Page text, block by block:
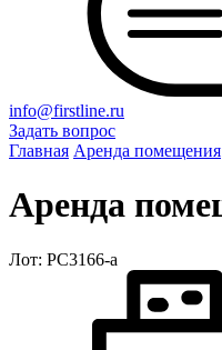
info@firstline.ru
Задать вопрос
Главная Аренда помещения
Аренда
Лот: РС3166-a